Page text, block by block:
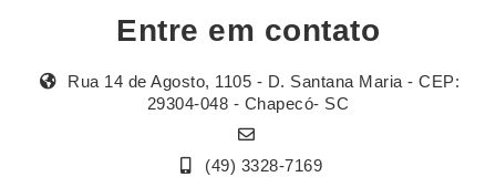
Entre em contato
Rua 14 de Agosto, 1105 - D. Santana Maria - CEP:
29304-048 - Chapecó- SC
(49) 3328-7169